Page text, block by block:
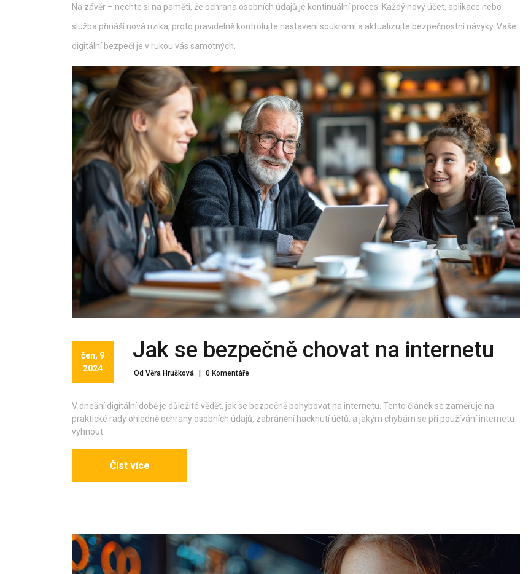
Na závěr – nechte si na paměti, že ochrana osobních údajů je kontinuální proces. Každý nový účet, aplikace nebo
služba přináší nová rizika, proto pravidelně kontrolujte nastavení soukromí a aktualizujte bezpečnostní návyky. Vaše
digitální bezpečí je v rukou vás samotných.
čen, 9
2024
Jak se bezpečně chovat na internetu
Od Věra Hrušková | 0 Komentáře
V dnešní digitální době je důležité vědět, jak se bezpečně pohybovat na internetu. Tento článek se zaměřuje na
praktické rady ohledně ochrany osobních údajů, zabránění hacknutí účtů, a jakým chybám se při používání internetu
vyhnout.
Číst více